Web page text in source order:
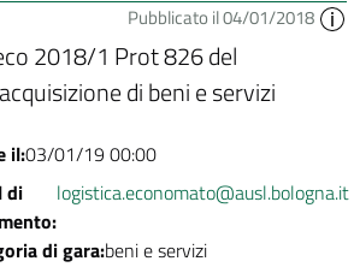
Pubblicato il 04/01/2018
2018/1 Prot 826 del
di beni e servizi
il:03/01/19 00:00
di
logistica.economato@ausl.bologna.it
di gara:beni e servizi